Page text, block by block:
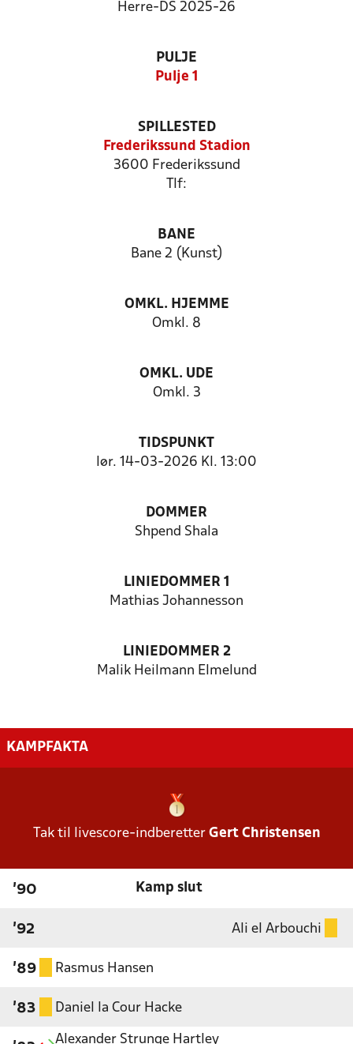
Herre-DS 2025-26
PULJE
Pulje 1
SPILLESTED
Frederikssund Stadion
3600 Frederikssund
Tlf:
BANE
Bane 2 (Kunst)
OMKL. HJEMME
Omkl. 8
OMKL. UDE
Omkl. 3
TIDSPUNKT
lør. 14-03-2026 Kl. 13:00
DOMMER
Shpend Shala
LINIEDOMMER 1
Mathias Johannesson
LINIEDOMMER 2
Malik Heilmann Elmelund
KAMPFAKTA
Tak til livescore-indberetter Gert Christensen
'90 Kamp slut
'92 Ali el Arbouchi
'89 Rasmus Hansen
'83 Daniel la Cour Hacke
Alexander Strunge Hartley